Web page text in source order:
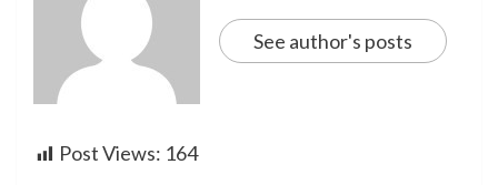
See author's posts
Post Views: 164